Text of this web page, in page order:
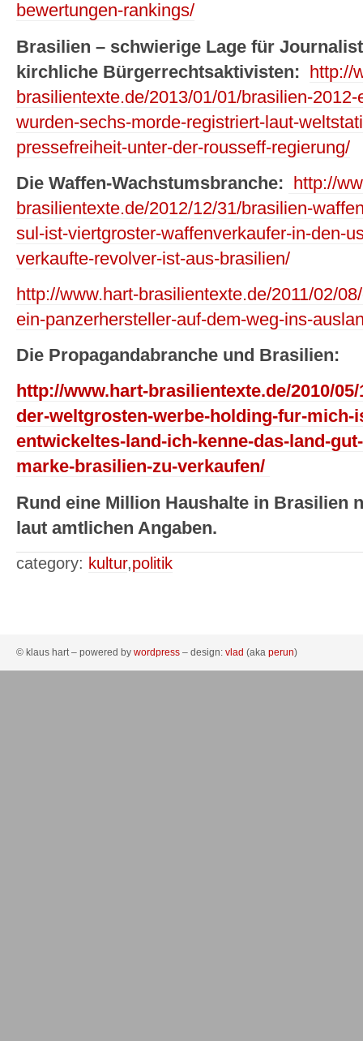
bewertungen-rankings/
Brasilien – schwierige Lage für
kirchliche Bürgerrechtsaktivisten:
http://
brasilientexte.de/2013/01/01/brasilien-
wurden-sechs-morde-registriert-laut-
pressefreiheit-unter-der-rousseff-regierung/
Die Waffen-Wachstumsbranche:
http://
brasilientexte.de/2012/12/31/brasilien-
sul-ist-viertgroster-waffenverkaufer-in-den-
verkaufte-revolver-ist-aus-brasilien/
http://www.hart-brasilientexte.de/2011/02/
ein-panzerhersteller-auf-dem-weg-ins-
Die Propagandabranche und Brasilien:
http://www.hart-brasilientexte.de/2010/
der-weltgrosten-werbe-holding-fur-mich-
entwickeltes-land-ich-kenne-das-land-
marke-brasilien-zu-verkaufen/
Rund eine Million Haushalte in Brasilien
laut amtlichen Angaben.
category: kultur,politik
© klaus hart – powered by wordpress – design: vlad (aka perun)